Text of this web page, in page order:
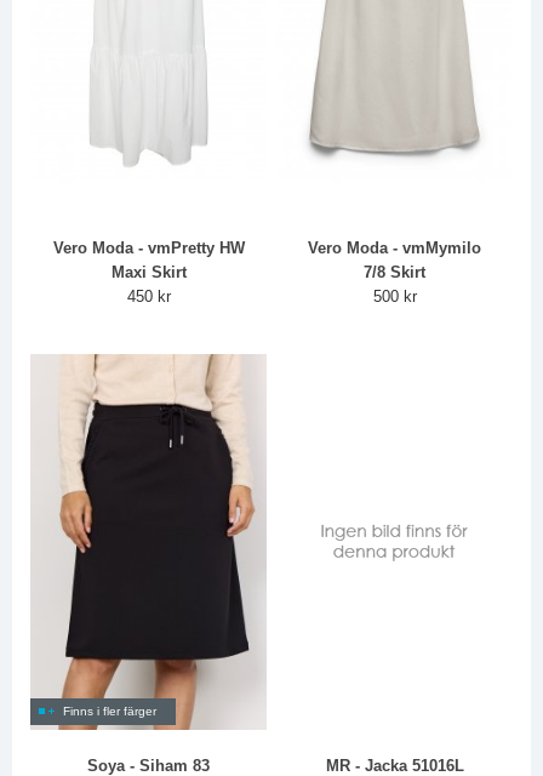
Vero Moda - vmPretty HW
Maxi Skirt
450 kr
Vero Moda - vmMymilo
7/8 Skirt
500 kr
Finns i fler färger
Soya - Siham 83
MR - Jacka 51016L